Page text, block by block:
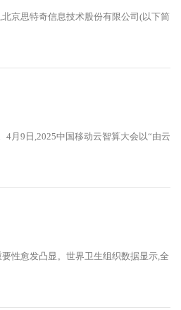
京思特奇信息技术股份有限公司(以下简
月9日,2025中国移动云智算大会以“由云
性愈发凸显。世界卫生组织数据显示,全